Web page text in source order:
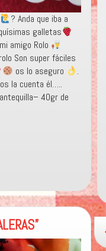
? Anda que iba a
galletas
amigo Rolo
Son super fáciles
os lo aseguro
.
la cuenta él…..
40gr de